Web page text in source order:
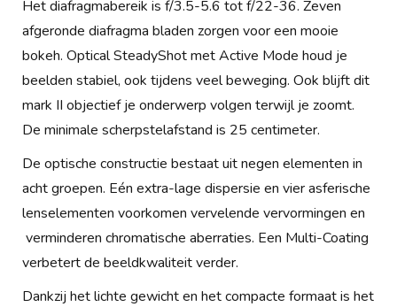
Het diafragmabereik is f/3.5-5.6 tot f/22-36. Zeven
afgeronde diafragma bladen zorgen voor een mooie
bokeh. Optical SteadyShot met Active Mode houd je
beelden stabiel, ook tijdens veel beweging. Ook blijft dit
mark II objectief je onderwerp volgen terwijl je zoomt.
De minimale scherpstelafstand is 25 centimeter.
De optische constructie bestaat uit negen elementen in
acht groepen. Eén extra-lage dispersie en vier asferische
lenselementen voorkomen vervelende vervormingen en
verminderen chromatische aberraties. Een Multi-Coating
verbetert de beeldkwaliteit verder.
Dankzij het lichte gewicht en het compacte formaat is het